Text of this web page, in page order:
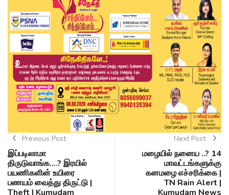
Previous Post
இப்படிலாமா
திருடுவாங்க....? இரயில்
பயணிகளின் உயிரை
பணயம் வைத்து திருட்டு |
Theft | Kumudam
Next Post
மழையில் நனைய ..? 14
மாவட்டங்களுக்கு
கனமழை எச்சரிக்கை |
TN Rain Alert |
Kumudam News